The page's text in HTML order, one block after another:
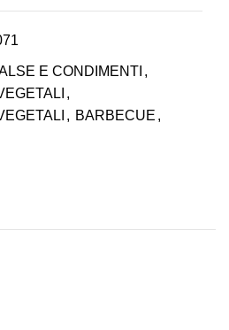
E CONDIMENTI ,
,
, BARBECUE ,